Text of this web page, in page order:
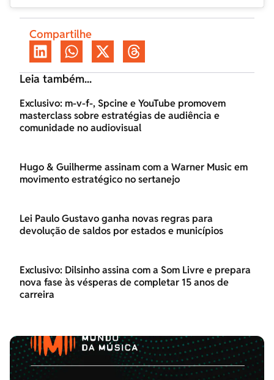
Compartilhe
Leia também...
Exclusivo: m-v-f-, Spcine e YouTube promovem
masterclass sobre estratégias de audiência e
comunidade no audiovisual
Hugo & Guilherme assinam com a Warner Music em
movimento estratégico no sertanejo
Lei Paulo Gustavo ganha novas regras para
devolução de saldos por estados e municípios
Exclusivo: Dilsinho assina com a Som Livre e prepara
nova fase às vésperas de completar 15 anos de
carreira